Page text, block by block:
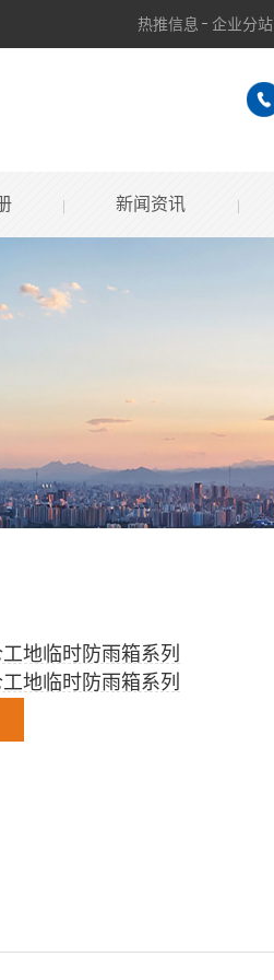
热推信息 企业分站
新闻资讯
地临时防雨箱系列
地临时防雨箱系列